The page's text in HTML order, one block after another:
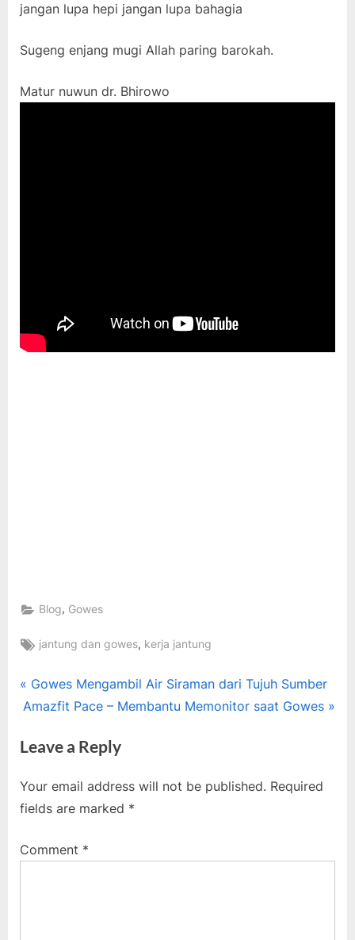
jangan lupa hepi jangan lupa bahagia
Sugeng enjang mugi Allah paring barokah.
Matur nuwun dr. Bhirowo
Blog, Gowes
Tags:
jantung dan gowes, kerja jantung
Post
P
r
v
o
u
P
Gowes Mengambil Air Siraman dari Tujuh Sumber
N
x
P
o
t
Amazfit Pace – Membantu Memonitor saat Gowes
Leave a Reply
Your email address will not be published. Required
fields are marked *
Comment *